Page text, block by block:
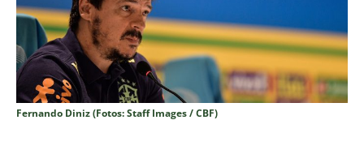
Fernando Diniz (Fotos: Staff Images / CBF)